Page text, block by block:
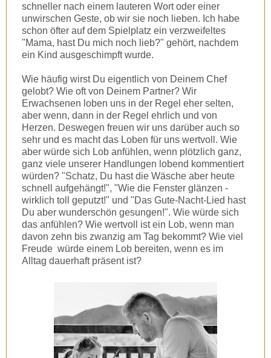
schneller nach einem lauteren Wort oder einer
unwirschen Geste, ob wir sie noch lieben. Ich habe
schon öfter auf dem Spielplatz ein verzweifeltes
"Mama, hast Du mich noch lieb?" gehört, nachdem
ein Kind ausgeschimpft wurde.
Wie häufig wirst Du eigentlich von Deinem Chef
gelobt? Wie oft von Deinem Partner? Wir
Erwachsenen loben uns in der Regel eher selten,
aber wenn, dann in der Regel ehrlich und von
Herzen. Deswegen freuen wir uns darüber auch so
sehr und es macht das Loben für uns wertvoll. Wie
aber würde sich Lob anfühlen, wenn plötzlich ganz,
ganz viele unserer Handlungen lobend kommentiert
würden? "Schatz, Du hast die Wäsche aber heute
schnell aufgehängt!", "Wie die Fenster glänzen -
wirklich toll geputzt!" und "Das Gute-Nacht-Lied hast
Du aber wunderschön gesungen!". Wie würde sich
das anfühlen? Wie wertvoll ist ein Lob, wenn man
davon zehn bis zwanzig am Tag bekommt? Wie viel
Freude würde einem Lob bereiten, wenn es im
Alltag dauerhaft präsent ist?